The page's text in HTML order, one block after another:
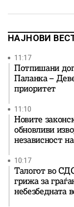
на македонскиот
НАЈНОВИ
11:17
Потпишани
Паланка –
приоритет
11:10
Новите
обновливи
независност
10:17
Талогот во
грижа за
небезбедната